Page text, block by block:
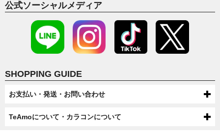
公式ソーシャルメディア
SHOPPING GUIDE
お支払い・発送・お問い合わせ
TeAmoについて・カラコンについて